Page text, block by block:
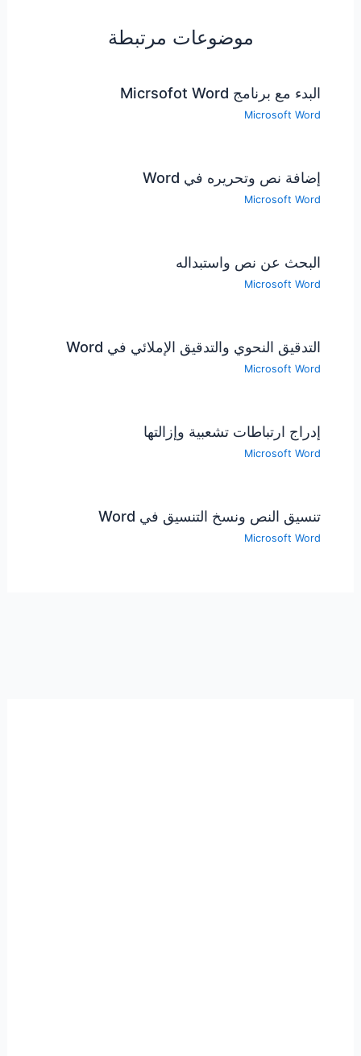
موضوعات مرتبطة
البدء مع برنامج Micrsofot Word
Microsoft Word
إضافة نص وتحريره في Word
Microsoft Word
البحث عن نص واستبداله
Microsoft Word
التدقيق النحوي والتدقيق الإملائي في Word
Microsoft Word
إدراج ارتباطات تشعبية وإزالتها
Microsoft Word
تنسيق النص ونسخ التنسيق في Word
Microsoft Word